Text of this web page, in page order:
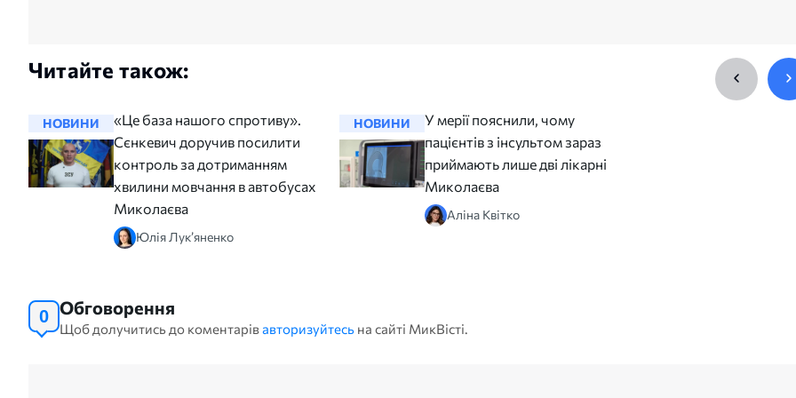
Читайте також:
НОВИНИ
«Це база нашого спротиву».
Сєнкевич доручив посилити
контроль за дотриманням
хвилини мовчання в автобусах
Миколаєва
Юлія Лук’яненко
НОВИНИ
У мерії пояснили, чому
пацієнтів з інсультом зараз
приймають лише дві лікарні
Миколаєва
Аліна Квітко
0 Обговорення
Щоб долучитись до коментарівавторизуйтесь на сайті МикВісті.